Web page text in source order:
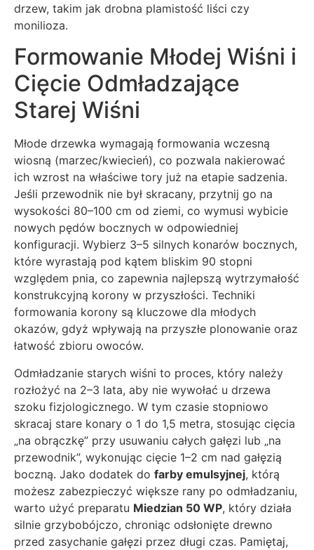
drzew, takim jak drobna plamistość liści czy
monilioza.
Formowanie Młodej Wiśni i
Cięcie Odmładzające
Starej Wiśni
Młode drzewka wymagają formowania wczesną
wiosną (marzec/kwiecień), co pozwala nakierować
ich wzrost na właściwe tory już na etapie sadzenia.
Jeśli przewodnik nie był skracany, przytnij go na
wysokości 80–100 cm od ziemi, co wymusi wybicie
nowych pędów bocznych w odpowiedniej
konfiguracji. Wybierz 3–5 silnych konarów bocznych,
które wyrastają pod kątem bliskim 90 stopni
względem pnia, co zapewnia najlepszą wytrzymałość
konstrukcyjną korony w przyszłości. Techniki
formowania korony są kluczowe dla młodych
okazów, gdyż wpływają na przyszłe plonowanie oraz
łatwość zbioru owoców.
Odmładzanie starych wiśni to proces, który należy
rozłożyć na 2–3 lata, aby nie wywołać u drzewa
szoku fizjologicznego. W tym czasie stopniowo
skracaj stare konary o 1 do 1,5 metra, stosując cięcia
„na obrączkę” przy usuwaniu całych gałęzi lub „na
przewodnik”, wykonując cięcie 1–2 cm nad gałęzią
boczną. Jako dodatek do farby emulsyjnej, którą
możesz zabezpieczyć większe rany po odmładzaniu,
warto użyć preparatu Miedzian 50 WP, który działa
silnie grzybobójczo, chroniąc odsłonięte drewno
przed zasychanie gałęzi przez długi czas. Pamiętaj,